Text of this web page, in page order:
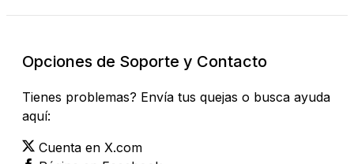
Opciones de Soporte y Contacto
Tienes problemas? Envía tus quejas o busca ayuda
aquí:
Cuenta en X.com